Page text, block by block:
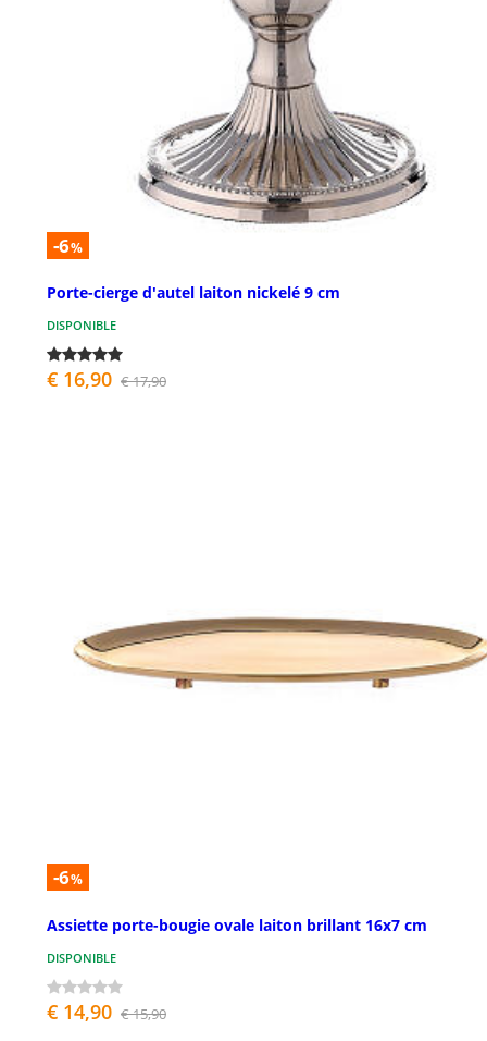
-6%
Porte-cierge d'autel laiton nickelé 9 cm
DISPONIBLE
€ 16,90 € 17,90
-6%
Assiette porte-bougie ovale laiton brillant 16x7 cm
DISPONIBLE
€ 14,90 € 15,90